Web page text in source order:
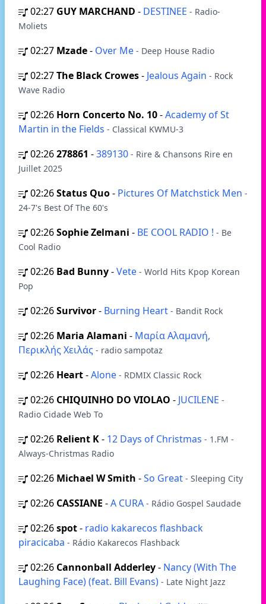
02:27 GUY MARCHAND - DESTINEE - Radio-
Moliets
02:27 Mzade- Over Me - Deep House Radio
02:27The Black Crowes- Jealous Again - Rock
Wave Radio
02:26 Horn Concerto No. 10-Academy of St
Martin in the Fields - Classical KWMU‑3
02:26278861 -389130 - Rire & Chansons Rire en
Juillet 2025
02:26Status Quo- Pictures Of Matchstick Men -
24-7's Best Of The 60's
02:26Sophie Zelmani - BE COOL RADIO ! - Be
Cool Radio
02:26 Bad Bunny-Vete - World Hits Kpop Korean
Pop
02:26Survivor- Burning Heart - Bandit Rock
02:26 Maria Alamani - Μαρία Αλαμανή,
Περικλής Χειλάς - radio sampotaz
02:26 Heart-Alone - RDMIX Classic Rock
02:26 CHIQUINHO DO VIOLAO - JUCILENE -
Radio Cidade Web To
02:26 Relient K- 12 Days of Christmas - 1.FM -
Always-Christmas Radio
02:26 Michael W Smith -So Great - Sleeping City
02:26 CASSIANE -A CURA - Rádio Gospel Saudade
02:26spot- radio kakarecos flashback
piracicaba - Rádio Kakarecos Flashback
02:26 Cannonball Adderley- Nancy (With The
Laughing Face) (feat. Bill Evans) - Late Night Jazz